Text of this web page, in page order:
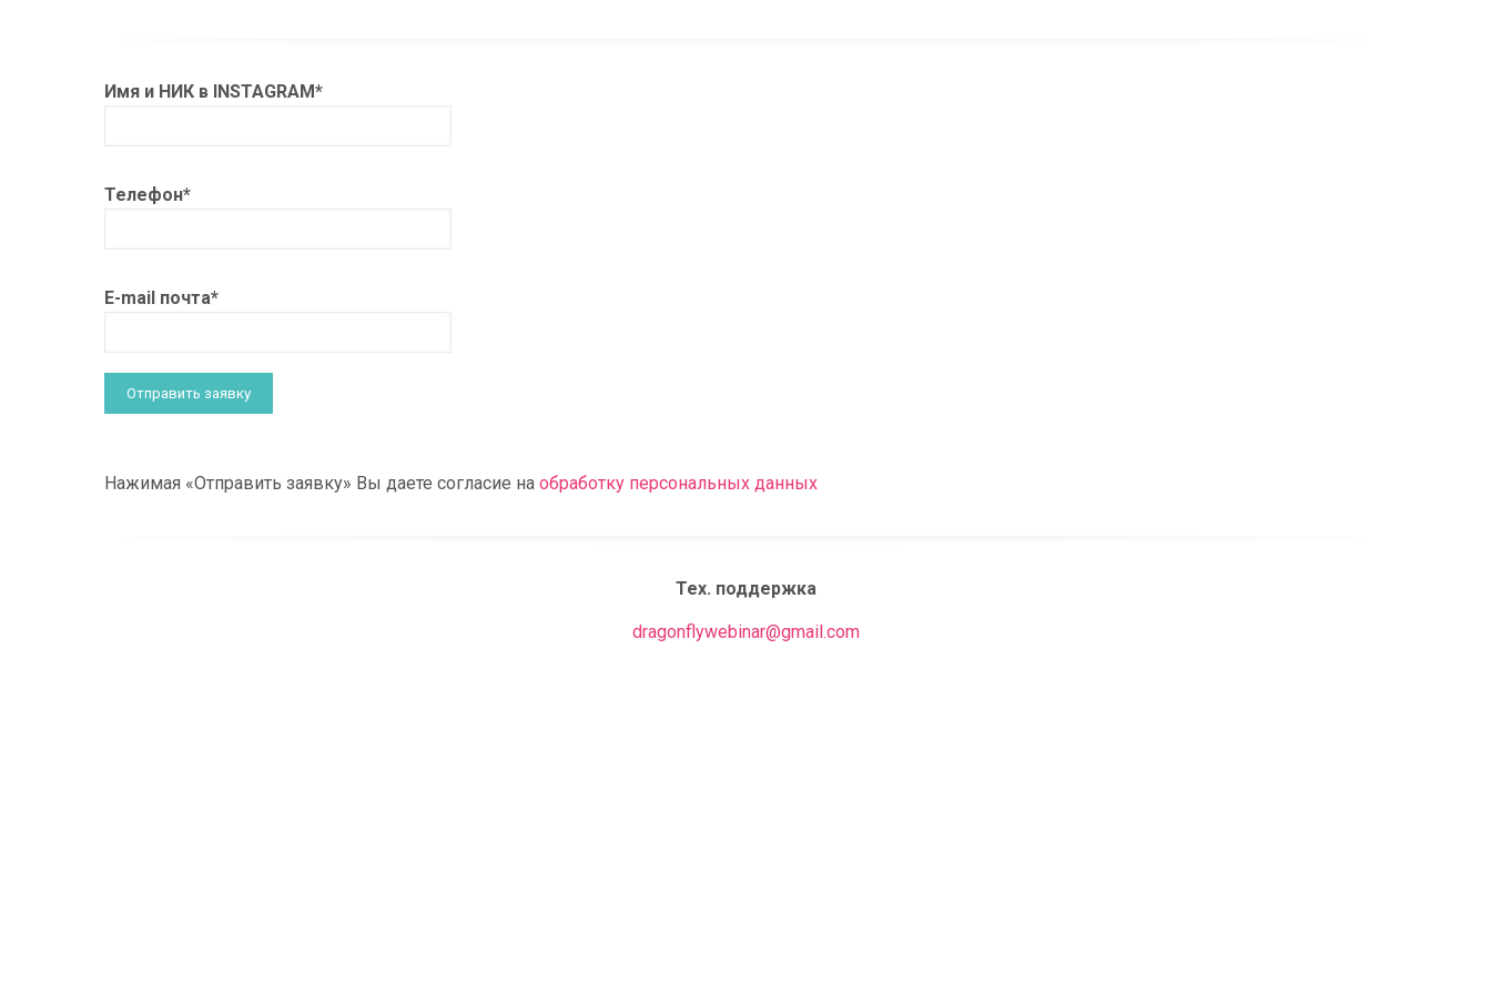
Имя и НИК в INSTAGRAM*
Телефон*
E-mail почта*
Нажимая «Отправить заявку» Вы даете согласие наобработку персональных данных
Тех. поддержка
dragonflywebinar@gmail.com